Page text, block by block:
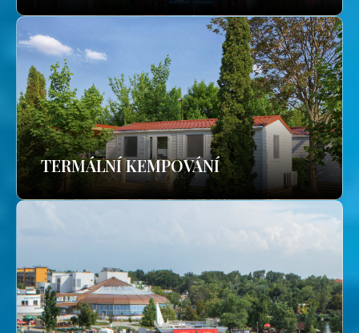
TERMÁLNÍ KEMPOVÁNÍ